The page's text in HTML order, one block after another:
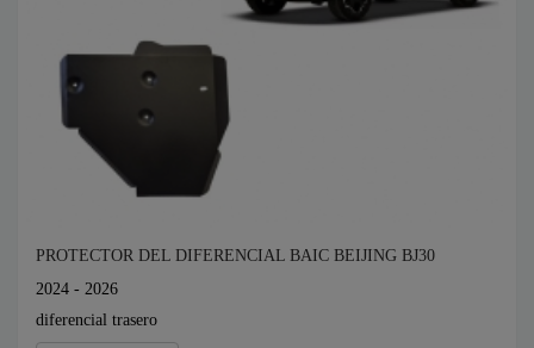
PROTECTOR DEL DIFERENCIAL BAIC BEIJING BJ30
2024 - 2026
diferencial trasero